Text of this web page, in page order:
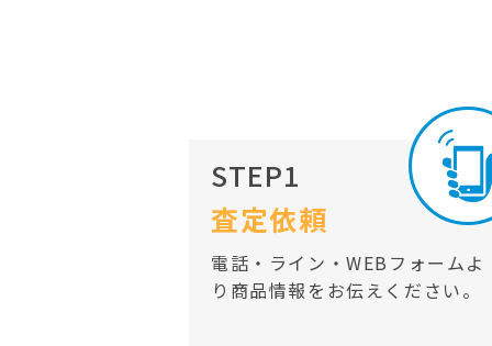
STEP1
査定依頼
電話・ライン・WEBフォームよ
り商品情報をお伝えください。